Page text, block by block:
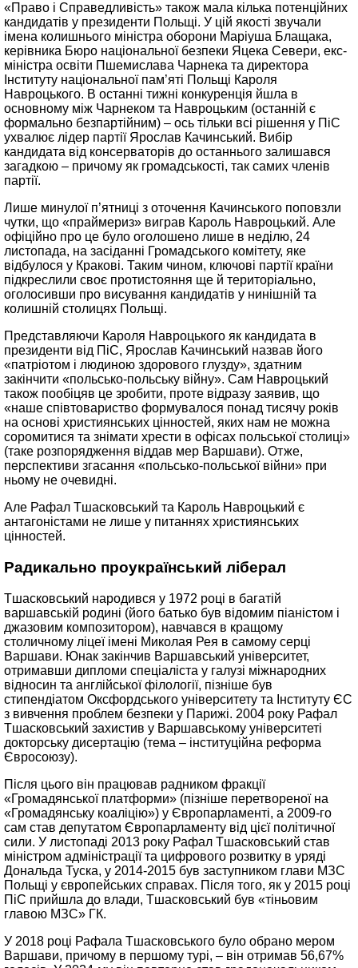
«Право і Справедливість» також мала кілька потенційних
кандидатів у президенти Польщі. У цій якості звучали
імена колишнього міністра оборони Маріуша Блащака,
керівника Бюро національної безпеки Яцека Севери, екс-
міністра освіти Пшемислава Чарнека та директора
Інституту національної пам’яті Польщі Кароля
Навроцького. В останні тижні конкуренція йшла в
основному між Чарнеком та Навроцьким (останній є
формально безпартійним) – ось тільки всі рішення у ПіС
ухвалює лідер партії Ярослав Качинський. Вибір
кандидата від консерваторів до останнього залишався
загадкою – причому як громадськості, так самих членів
партії.
Лише минулої п’ятниці з оточення Качинського поповзли
чутки, що «праймериз» виграв Кароль Навроцький. Але
офіційно про це було оголошено лише в неділю, 24
листопада, на засіданні Громадського комітету, яке
відбулося у Кракові. Таким чином, ключові партії країни
підкреслили своє протистояння ще й територіально,
оголосивши про висування кандидатів у нинішній та
колишній столицях Польщі.
Представляючи Кароля Навроцького як кандидата в
президенти від ПіС, Ярослав Качинський назвав його
«патріотом і людиною здорового глузду», здатним
закінчити «польсько-польську війну». Сам Навроцький
також пообіцяв це зробити, проте відразу заявив, що
«наше співтовариство формувалося понад тисячу років
на основі християнських цінностей, яких нам не можна
соромитися та знімати хрести в офісах польської столиці»
(таке розпорядження віддав мер Варшави). Отже,
перспективи згасання «польсько-польської війни» при
ньому не очевидні.
Але Рафал Тшасковський та Кароль Навроцький є
антагоністами не лише у питаннях християнських
цінностей.
Радикально проукраїнський ліберал
Тшасковський народився у 1972 році в багатій
варшавській родині (його батько був відомим піаністом і
джазовим композитором), навчався в кращому
столичному ліцеї імені Миколая Рея в самому серці
Варшави. Юнак закінчив Варшавський університет,
отримавши дипломи спеціаліста у галузі міжнародних
відносин та англійської філології, пізніше був
стипендіатом Оксфордського університету та Інституту ЄС
з вивчення проблем безпеки у Парижі. 2004 року Рафал
Тшасковський захистив у Варшавському університеті
докторську дисертацію (тема – інституційна реформа
Євросоюзу).
Після цього він працював радником фракції
«Громадянської платформи» (пізніше перетвореної на
«Громадянську коаліцію») у Європарламенті, а 2009-го
сам став депутатом Європарламенту від цієї політичної
сили. У листопаді 2013 року Рафал Тшасковський став
міністром адміністрації та цифрового розвитку в уряді
Дональда Туска, у 2014-2015 був заступником глави МЗС
Польщі у європейських справах. Після того, як у 2015 році
ПіС прийшла до влади, Тшасковський був «тіньовим
главою МЗС» ГК.
У 2018 році Рафала Тшасковського було обрано мером
Варшави, причому в першому турі, – він отримав 56,67%